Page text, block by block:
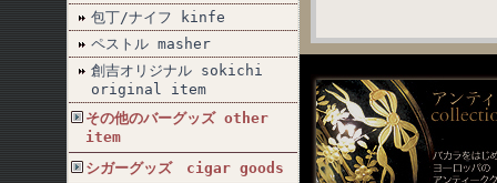
包丁/ナイフ kinfe
ペストル masher
創吉オリジナル sokichi
original item
その他のバーグッズ other
item
シガーグッズ cigar goods